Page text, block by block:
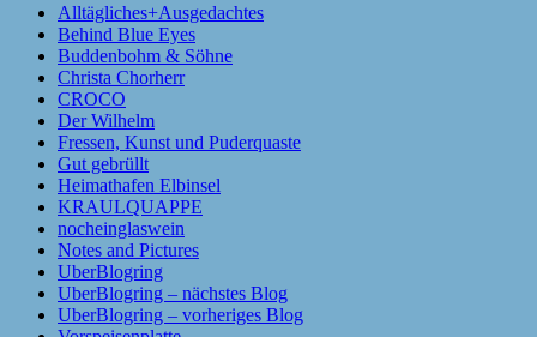
Alltägliches+Ausgedachtes
Behind Blue Eyes
Buddenbohm & Söhne
Christa Chorherr
CROCO
Der Wilhelm
Fressen, Kunst und Puderquaste
Gut gebrüllt
Heimathafen Elbinsel
KRAULQUAPPE
nocheinglaswein
Notes and Pictures
UberBlogring
UberBlogring – nächstes Blog
UberBlogring – vorheriges Blog